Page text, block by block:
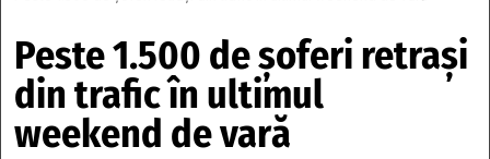
Peste 1.500 de șoferi retrași
din trafic în ultimul
weekend de vară